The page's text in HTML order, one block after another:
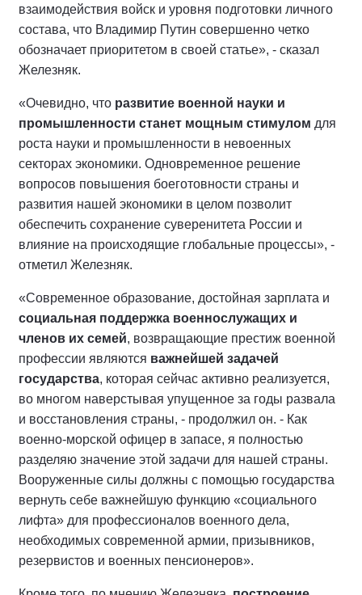
взаимодействия войск и уровня подготовки личного
состава, что Владимир Путин совершенно четко
обозначает приоритетом в своей статье», - сказал
Железняк.
«Очевидно, что развитие военной науки и
промышленности станет мощным стимулом для
роста науки и промышленности в невоенных
секторах экономики. Одновременное решение
вопросов повышения боеготовности страны и
развития нашей экономики в целом позволит
обеспечить сохранение суверенитета России и
влияние на происходящие глобальные процессы», -
отметил Железняк.
«Современное образование, достойная зарплата и
социальная поддержка военнослужащих и
членов их семей, возвращающие престиж военной
профессии являются важнейшей задачей
государства, которая сейчас активно реализуется,
во многом наверстывая упущенное за годы развала
и восстановления страны, - продолжил он. - Как
военно-морской офицер в запасе, я полностью
разделяю значение этой задачи для нашей страны.
Вооруженные силы должны с помощью государства
вернуть себе важнейшую функцию «социального
лифта» для профессионалов военного дела,
необходимых современной армии, призывников,
резервистов и военных пенсионеров».